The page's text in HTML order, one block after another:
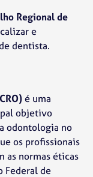
Regional de
e
dentista.
é uma
objetivo
odontologia no
os profissionais
as normas éticas
Federal de